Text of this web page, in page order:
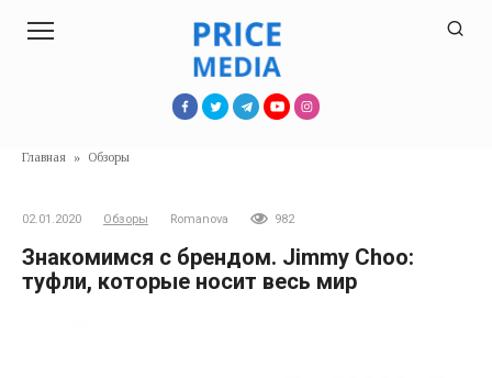
Главная » Обзоры
02.01.2020 Обзоры Romanova 982
Знакомимся с брендом. Jimmy Choo:
туфли, которые носит весь мир